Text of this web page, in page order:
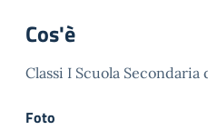
Cos'è
Classi I Scuola
Foto